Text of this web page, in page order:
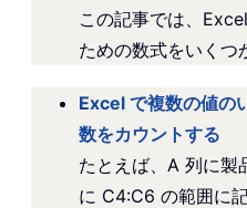
この記事では、
ための数式をいくつ
Excel で複数の値の
数をカウントする
たとえば、A 列に製
に C4:C6 の範囲に